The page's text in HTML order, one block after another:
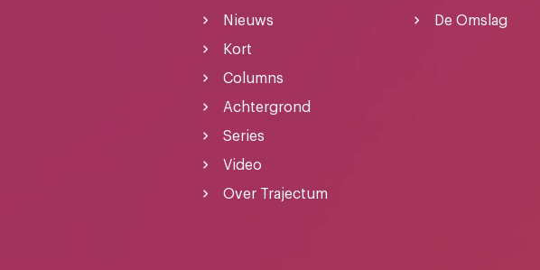
Nieuws
Kort
Columns
Achtergrond
Series
Video
Over Trajectum
De Omslag